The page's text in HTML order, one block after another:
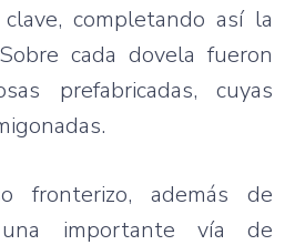
completando así la
cada dovela fueron
prefabricadas, cuyas
fronterizo, además de
importante vía de